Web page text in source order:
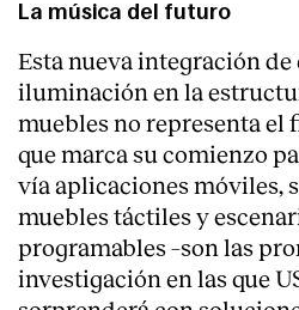
La música del futuro
Esta nueva integración
iluminación en la
muebles no representa el
que marca su comienzo
vía aplicaciones móviles,
muebles táctiles y
programables –son las
investigación en las que